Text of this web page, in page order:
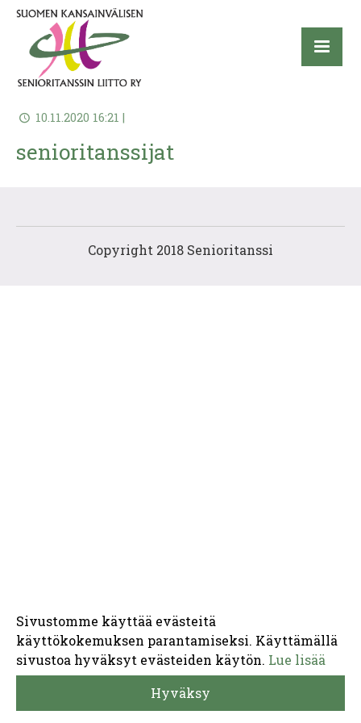
10.11.2020 16:21 |
senioritanssijat
Copyright 2018 Senioritanssi
Sivustomme käyttää evästeitä
käyttökokemuksen parantamiseksi. Käyttämällä
sivustoa hyväksyt evästeiden käytön. Lue lisää
Hyväksy